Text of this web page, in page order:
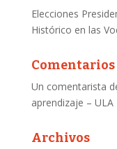
Elecciones
Histórico en las
Un comentarista
aprendizaje – ULA
Archivos